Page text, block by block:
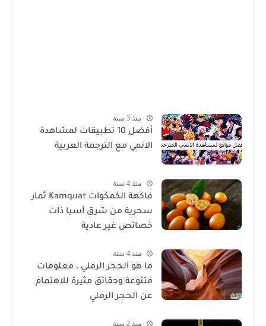
منذ 3 سنة
أفضل 10 تطبيقات لمشاهدة
الانمي مع الترجمة العربية
منذ 4 سنة
فاكهة الكمكوات Kamquat ثمار
سحرية من شرق آسيا ذات
خصائص غير عادية
منذ 4 سنة
ما هو الحجر الرملي ، معلومات
متنوعة وحقائق مثيرة للاهتمام
عن الحجر الرملي
منذ 2 سنة